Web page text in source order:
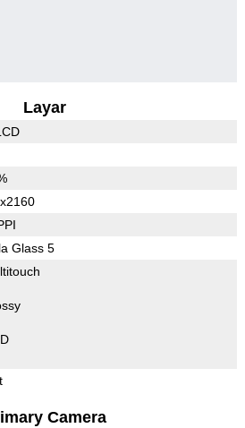
Layar
Glass 5
Camera